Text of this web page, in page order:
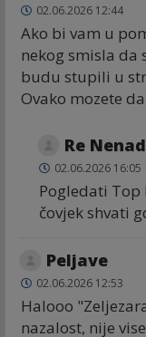
02.06.2026 12:44
Ako bi vam u
nekog smisla
budu stupili u
Ovako mozete
Re Nenad
02.06.2026 16:05
Pogledati
čovjek shvati
Peljave
02.06.2026 12:53
Halooo
nazalost, nije